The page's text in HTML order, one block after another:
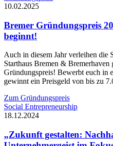
10.02.2025
Bremer Gründungspreis
beginnt!
Auch in diesem Jahr verleihen die
Starthaus Bremen & Bremerhaven
Gründungspreis! Bewerbt euch in
gewinnt ein Preisgeld von bis zu
Zum Gründungspreis
Social Entrepreneurship
18.12.2024
„Zukunft gestalten: